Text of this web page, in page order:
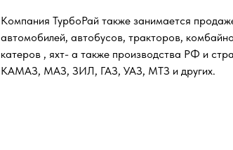
Компания ТурбоРай также занимается
автомобилей, автобусов, тракторов,
катеров , яхт- а также производства РФ и
КАМАЗ, МАЗ, ЗИЛ, ГАЗ, УАЗ, МТЗ и других.